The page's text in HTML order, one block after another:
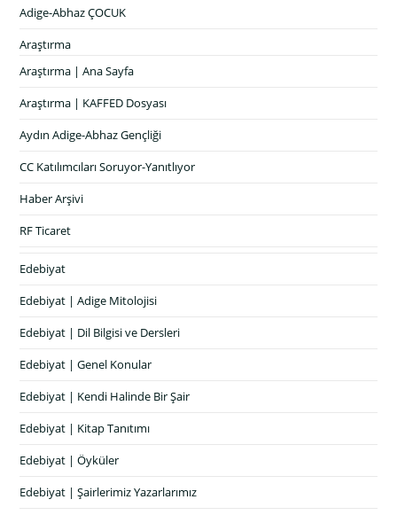
Adige-Abhaz ÇOCUK
Araştırma
Araştırma | Ana Sayfa
Araştırma | KAFFED Dosyası
Aydın Adige-Abhaz Gençliği
CC Katılımcıları Soruyor-Yanıtlıyor
Haber Arşivi
RF Ticaret
Edebiyat
Edebiyat | Adige Mitolojisi
Edebiyat | Dil Bilgisi ve Dersleri
Edebiyat | Genel Konular
Edebiyat | Kendi Halinde Bir Şair
Edebiyat | Kitap Tanıtımı
Edebiyat | Öyküler
Edebiyat | Şairlerimiz Yazarlarımız